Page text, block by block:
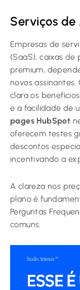
Serviços de
Empresas de
(SaaS), caixas de
premium,
novos
clara os
e a facilidade de
pages HubSpot
oferecem testes
descontos
incentivando a
A clareza nos
plano é
Perguntas
comuns.